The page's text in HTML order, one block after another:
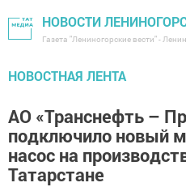
НОВОСТИ
Газета "Лениногорские вести" -
НОВОСТНАЯ ЛЕНТА
АО «Транснефть –
подключило новый
насос на
Татарстане